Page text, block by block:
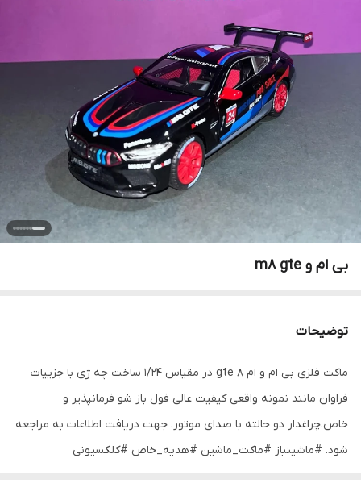
بی ام و m8 gte
توضیحات
ماکت فلزی بی ام و ام ۸ gte در مقیاس ۱/۲۴ ساخت چه ژی با جزییات
فراوان مانند نمونه واقعی کیفیت عالی فول باز شو فرمانپذیر و
خاص.چراغدار دو حالته با صدای موتور. جهت دریافت اطلاعات به مراجعه
شود. #ماشینباز #ماکت_ماشین #هدیه_خاص #کلکسیونی